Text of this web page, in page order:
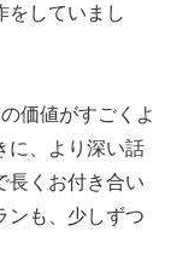
していまし
価値がすごくよ
に、より深い話
長くお付き合い
ンも、少しずつ